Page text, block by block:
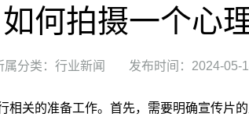
如何拍摄一个心
属分类：行业新闻 发布时间：2024-05-
相关的准备工作。首先，需要明确宣传片